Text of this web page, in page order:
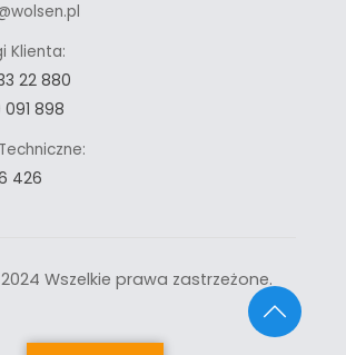
Klienta:
22 880
898
426
Wszelkie prawa zastrzeżone.